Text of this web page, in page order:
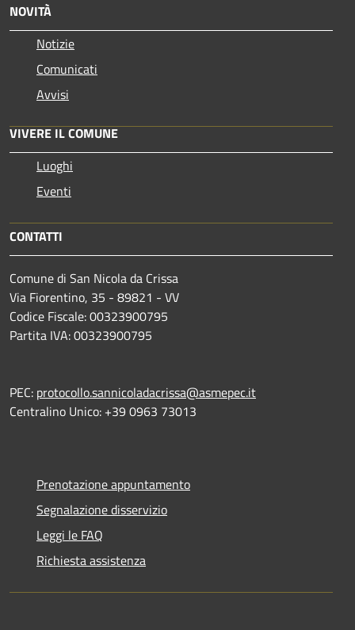
NOVITÀ
Notizie
Comunicati
Avvisi
VIVERE IL COMUNE
Luoghi
Eventi
CONTATTI
Comune di San Nicola da Crissa
Via Fiorentino, 35 - 89821 - VV
Codice Fiscale: 00323900795
Partita IVA: 00323900795
PEC: protocollo.sannicoladacrissa@asmepec.it
Centralino Unico: +39 0963 73013
Prenotazione appuntamento
Segnalazione disservizio
Leggi le FAQ
Richiesta assistenza